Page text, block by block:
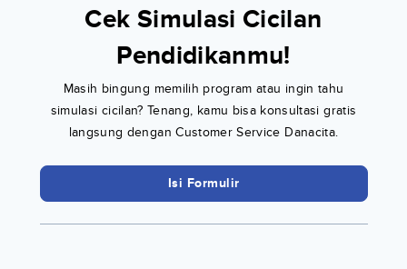
Cek Simulasi Cicilan
Pendidikanmu!
Masih bingung memilih program atau ingin tahu
simulasi cicilan? Tenang, kamu bisa konsultasi gratis
langsung dengan Customer Service Danacita.
Isi Formulir